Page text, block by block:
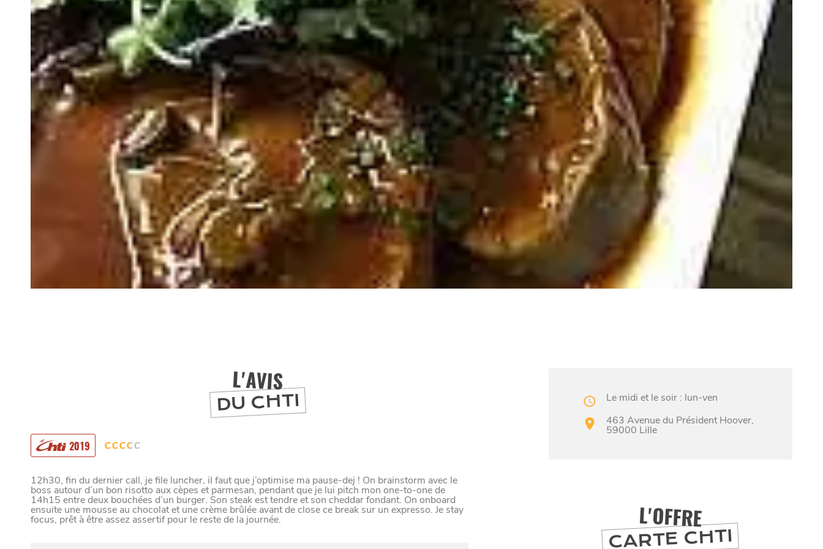
L'AVIS
DU CHTI
2019
12h30, fin du dernier call, je file luncher, il faut que j’optimise ma pause-dej ! On brainstorm avec le
boss autour d’un bon risotto aux cèpes et parmesan, pendant que je lui pitch mon one-to-one de
14h15 entre deux bouchées d’un burger. Son steak est tendre et son cheddar fondant. On onboard
ensuite une mousse au chocolat et une crème brûlée avant de close ce break sur un expresso. Je stay
focus, prêt à être assez assertif pour le reste de la journée.
Le midi et le soir : lun-ven
463 Avenue du Président Hoover,
59000 Lille
L'OFFRE
CARTE CHTI